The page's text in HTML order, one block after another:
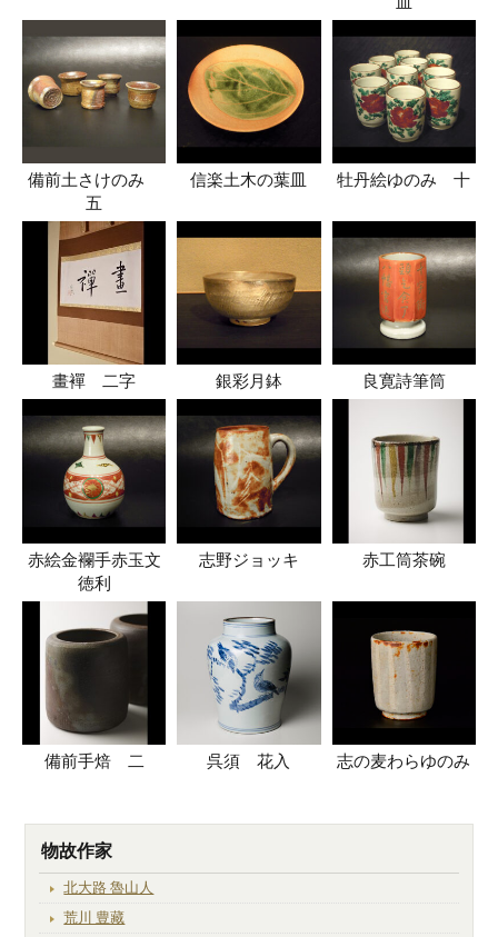
備前土さけのみ
五
信楽土木の葉皿 牡丹絵ゆのみ 十
畫襌 二字 銀彩月鉢 良寛詩筆筒
赤絵金襴手赤玉文
徳利
志野ジョッキ 赤工筒茶碗
備前手焙 二 呉須 花入 志の麦わらゆのみ
物故作家
北大路 魯山人
荒川 豊藏